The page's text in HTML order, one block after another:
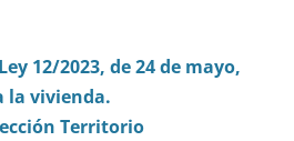
12/2023, de 24 de mayo,
la vivienda.
Territorio